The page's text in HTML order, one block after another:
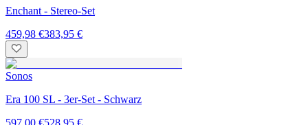
Enchant - Stereo-Set
459,98 €383,95 €
Sonos
Era 100 SL - 3er-Set - Schwarz
597,00 €528,95 €